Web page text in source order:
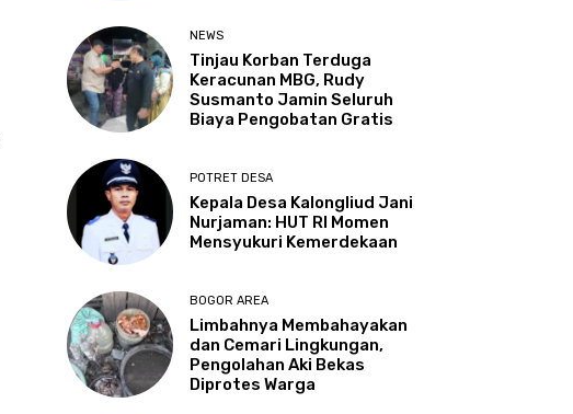
NEWS
Tinjau Korban Terduga
Keracunan MBG, Rudy
Susmanto Jamin Seluruh
Biaya Pengobatan Gratis
POTRET DESA
Kepala Desa Kalongliud Jani
Nurjaman: HUT RI Momen
Mensyukuri Kemerdekaan
BOGOR AREA
Limbahnya Membahayakan
dan Cemari Lingkungan,
Pengolahan Aki Bekas
Diprotes Warga